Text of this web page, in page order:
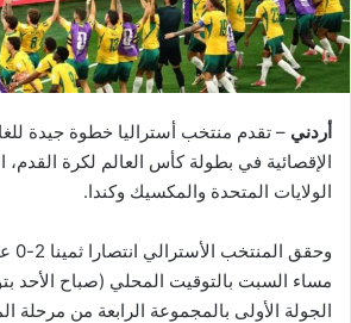
أردني – تقدم منتخب أستراليا خطوة جيدة
الإقصائية في بطولة كأس العالم لكرة القدم،
الولايات المتحدة والمكسيك وكندا.
مساء السبت بالتوقيت المحلي (صباح الأحد
الجولة الأولى بالمجموعة الرابعة من مرحلة